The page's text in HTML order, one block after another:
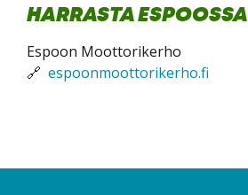
HARRASTA ESPOOSSA
Espoon Moottorikerho
🔗 espoonmoottorikerho.fi